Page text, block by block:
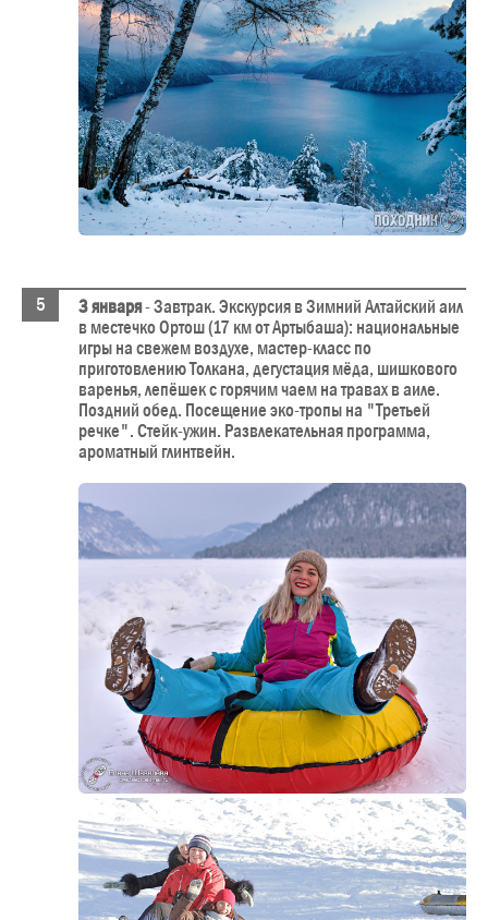
3 января- Завтрак. Экскурсия в Зимний Алтайский аил
в местечко Ортош (17 км от Артыбаша): национальные
игры на свежем воздухе, мастер-класс по
приготовлению Толкана, дегустация мёда, шишкового
варенья, лепёшек с горячим чаем на травах в аиле.
Поздний обед. Посещение эко-тропы на "Третьей
речке". Стейк-ужин. Развлекательная программа,
ароматный глинтвейн.